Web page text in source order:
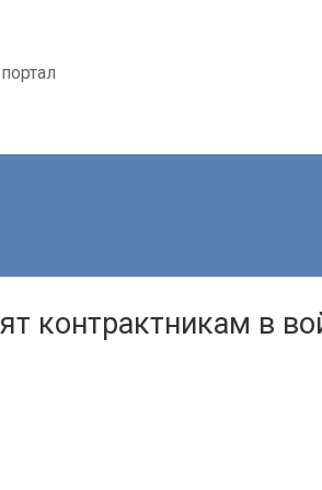
контрактникам в